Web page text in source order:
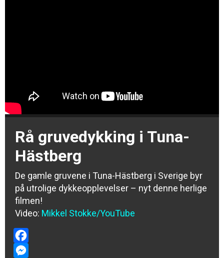
Rå gruvedykking i Tuna-
Hästberg
De gamle gruvene i Tuna-Hästberg i Sverige byr
på utrolige dykkeopplevelser – nyt denne herlige
filmen!
Video: Mikkel Stokke/YouTube
Facebook